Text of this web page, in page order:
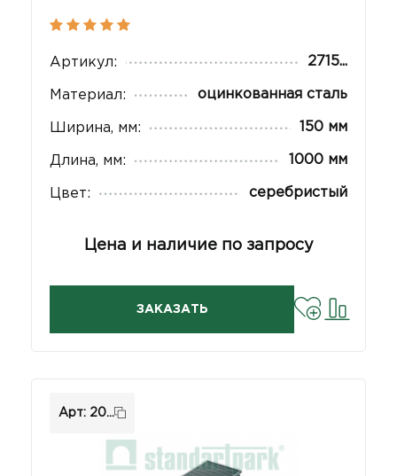
Артикул: 2715...
Материал: оцинкованная сталь
Ширина, мм: 150 мм
Длина, мм: 1000 мм
Цвет: серебристый
Цена и наличие по запросу
ЗАКАЗАТЬ
Арт: 20...